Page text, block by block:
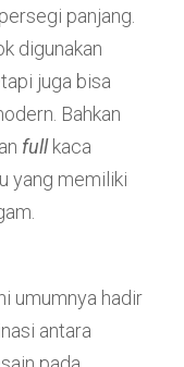
panjang.
digunakan
juga bisa
Bahkan
fullkaca
yang memiliki
umumnya hadir
antara